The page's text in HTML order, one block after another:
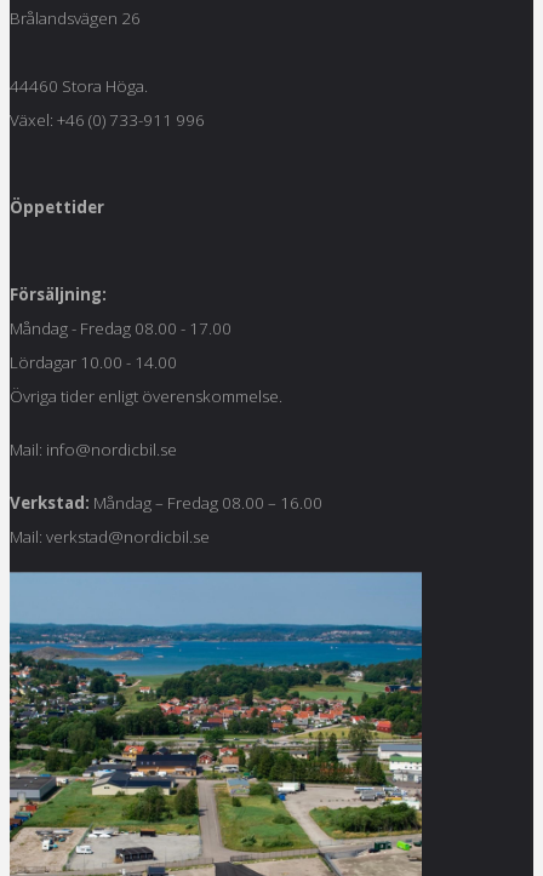
Brålandsvägen 26
44460 Stora Höga.
Växel: +46 (0) 733-911 996
Öppettider
Försäljning:
Måndag - Fredag 08.00 - 17.00
Lördagar 10.00 - 14.00
Övriga tider enligt överenskommelse.
Mail: info@nordicbil.se
Verkstad: Måndag – Fredag 08.00 – 16.00
Mail: verkstad@nordicbil.se